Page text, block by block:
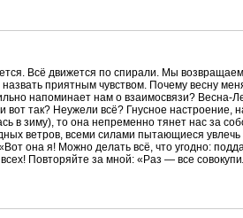
Всё движется по спирали. Мы
приятным чувством. Почему весну
напоминает нам о взаимосвязи?
так? Неужели всё? Гнусное настроение,
в зиму), то она непременно тянет нас за
ветров, всеми силами пытающиеся увлечь
она я! Можно делать всё, что угодно:
Повторяйте за мной: «Раз — все